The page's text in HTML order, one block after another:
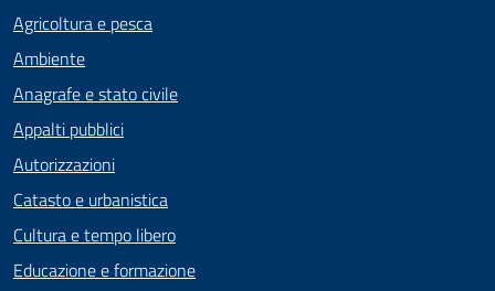
Agricoltura e pesca
Ambiente
Anagrafe e stato civile
Appalti pubblici
Autorizzazioni
Catasto e urbanistica
Cultura e tempo libero
Educazione e formazione